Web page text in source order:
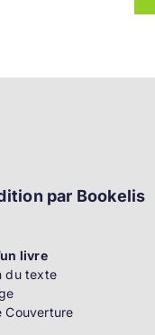
par Bookelis
livre
du texte
Couverture